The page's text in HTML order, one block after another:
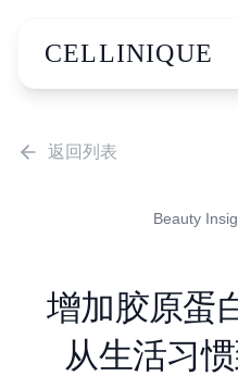
CELLINIQUE
返回列表
Beauty
增加胶原蛋
从生活习